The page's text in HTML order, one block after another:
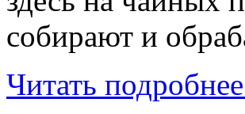
собирают и
Читать